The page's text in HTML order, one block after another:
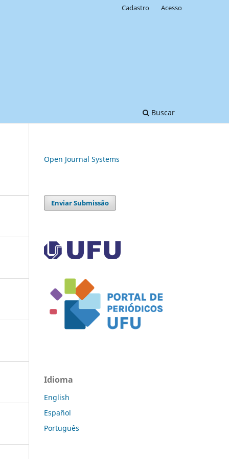
Buscar
Cadastro Acesso
Open Journal Systems
Enviar Submissão
Idioma
English
Español
Português